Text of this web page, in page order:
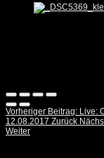
Vorheriger Beitrag: Live:
12.08.2017 Zurück
Weiter